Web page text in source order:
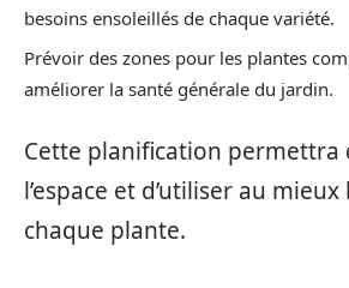
besoins ensoleillés de chaque variété.
Prévoir des zones pour les plantes
améliorer la santé générale du jardin.
Cette planification permettra
l’espace et d’utiliser au
chaque plante.